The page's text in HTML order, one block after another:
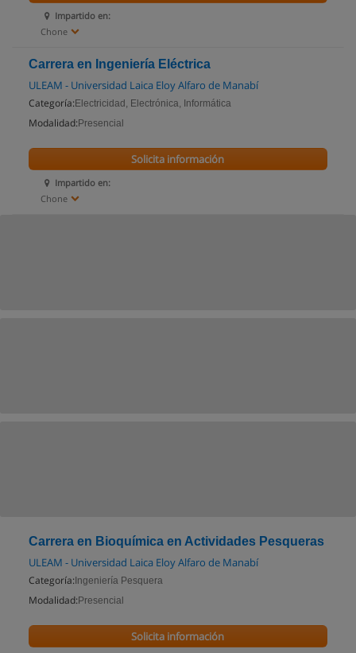
Impartido en:
Chone
Carrera en Ingeniería Eléctrica
ULEAM - Universidad Laica Eloy Alfaro de Manabí
Categoría: Electricidad, Electrónica, Informática
Modalidad: Presencial
Impartido en:
Chone
Solicita información
Carrera en Bioquímica en Actividades Pesqueras
ULEAM - Universidad Laica Eloy Alfaro de Manabí
Categoría: Ingeniería Pesquera
Modalidad: Presencial
Solicita información